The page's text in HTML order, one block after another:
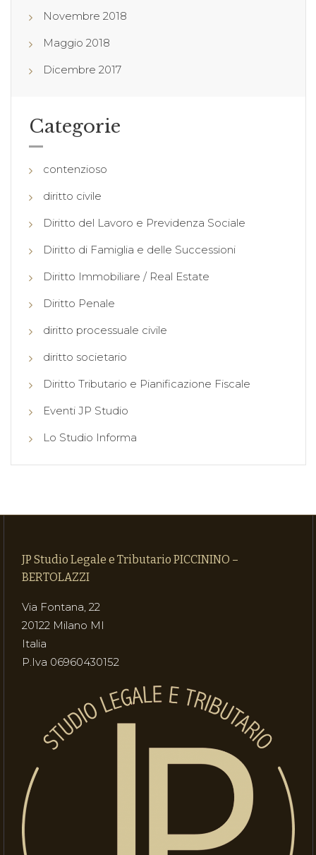
Novembre 2018
Maggio 2018
Dicembre 2017
Categorie
contenzioso
diritto civile
Diritto del Lavoro e Previdenza Sociale
Diritto di Famiglia e delle Successioni
Diritto Immobiliare / Real Estate
Diritto Penale
diritto processuale civile
diritto societario
Diritto Tributario e Pianificazione Fiscale
Eventi JP Studio
Lo Studio Informa
JP Studio Legale e Tributario PICCININO –
BERTOLAZZI
Via Fontana, 22
20122 Milano MI
Italia
P.Iva 06960430152